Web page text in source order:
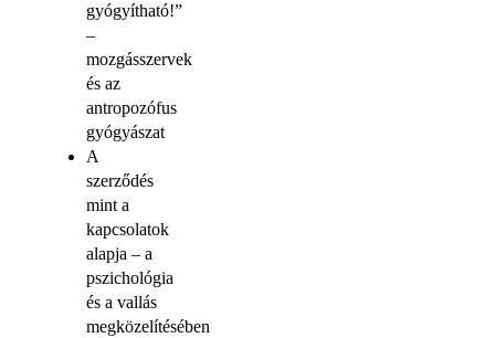
gyógyítható!”
–
mozgásszervek
és az
antropozófus
gyógyászat
A
szerződés
mint a
kapcsolatok
alapja – a
pszichológia
és a vallás
megközelítésében